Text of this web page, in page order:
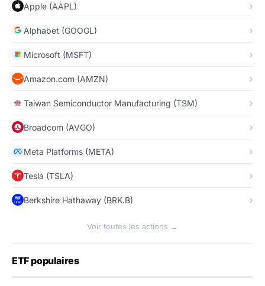
Apple (AAPL)
Alphabet (GOOGL)
Microsoft (MSFT)
Amazon.com (AMZN)
Taiwan Semiconductor Manufacturing (TSM)
Broadcom (AVGO)
Meta Platforms (META)
Tesla (TSLA)
Berkshire Hathaway (BRK.B)
Voir toutes les actions →
ETF populaires